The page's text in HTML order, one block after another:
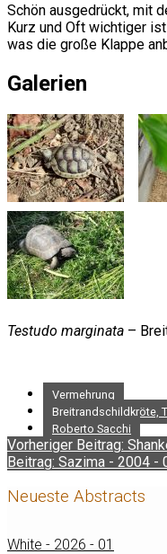
Schön ausgedrückt, mit
Kurz und Oft wichtiger
was die große Klappe
Galerien
Testudo marginata –
Vermehrung
Breitrandschildkröte,
Roberto Sacchi
Vorheriger Beitrag:
Beitrag: Sazima - 2004 -
Neueste Abstracts
White - 2026 - 01